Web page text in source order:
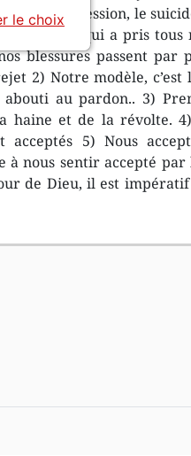
soi, la dépression, le
Christ, qui a pris tous
blessures passent par
2) Notre modèle,
au pardon.. 3)
haine et de la révolte. 4)
acceptés 5) Nous
nous sentir accepté
de Dieu, il est
le choix